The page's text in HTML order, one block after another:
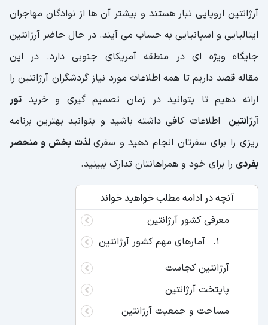
آرژانتین اروپایی تبار هستند و بیشتر آن ها از نوادگان مهاجران
ایتالیایی و اسپانیایی به حساب می آیند. در حال حاضر آرژانتین
جایگاه ویژه ای در منطقه آمریکای جنوبی دارد. در این
مقاله قصد داریم تا همه اطلاعات مورد نیاز گردشگران آرژانتین را
ارائه دهیم تا بتوانید در زمان تصمیم گیری و خرید تور
آرژانتین
اطلاعات کافی داشته باشید و بتوانید بهترین برنامه
ریزی را برای سفرتان انجام دهید و سفری لذت بخش و منحصر
بفردی را برای خود و همراهانتان تدارک ببینید.
آنچه در ادامه مطلب خواهید خواند
معرفی کشور آرژانتین
آمارهای مهم کشور آرژانتین
آرژانتین کجاست
پایتخت آرژانتین
مساحت و جمعیت آرژانتین